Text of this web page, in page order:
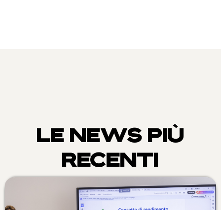
LE NEWS PIÙ
RECENTI